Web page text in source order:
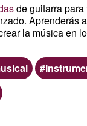
de guitarra
Aprenderás
la música en